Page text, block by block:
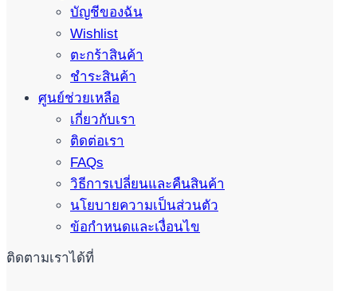
บัญชีของฉัน
Wishlist
ตะกร้าสินค้า
ชำระสินค้า
ศูนย์ช่วยเหลือ
เกี่ยวกับเรา
ติดต่อเรา
FAQs
วิธีการเปลี่ยนและคืนสินค้า
นโยบายความเป็นส่วนตัว
ข้อกำหนดและเงื่อนไข
ติดตามเราได้ที่